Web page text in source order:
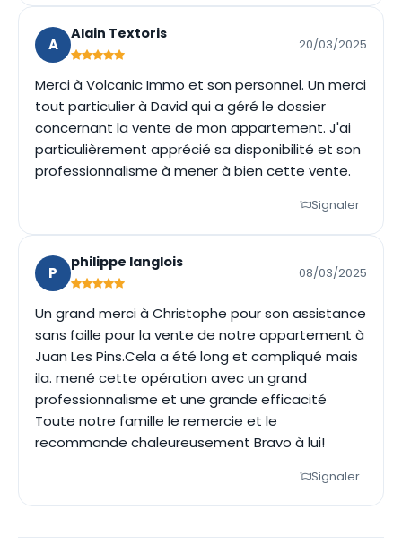
A
Alain Textoris
20/03/2025
Merci à Volcanic Immo et son personnel. Un merci
tout particulier à David qui a géré le dossier
concernant la vente de mon appartement. J'ai
particulièrement apprécié sa disponibilité et son
professionnalisme à mener à bien cette vente.
Signaler
P
philippe langlois
08/03/2025
Un grand merci à Christophe pour son assistance
sans faille pour la vente de notre appartement à
Juan Les Pins.Cela a été long et compliqué mais
ila. mené cette opération avec un grand
professionnalisme et une grande efficacité
Toute notre famille le remercie et le
recommande chaleureusement Bravo à lui!
Signaler